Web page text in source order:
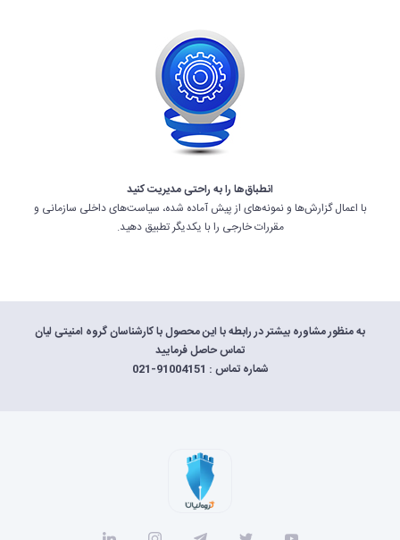
انطباق‌ها را به راحتی مدیریت کنید
با اعمال گزارش‌ها و نمونه‌های از پیش آماده شده، سیاست‌های داخلی سازمانی و
مقررات خارجی را با یکدیگر تطبیق دهید.
به منظور مشاوره بیشتر در رابطه با این محصول با کارشناسان گروه امنیتی لیان
تماس حاصل فرمایید
شماره تماس : 91004151-021